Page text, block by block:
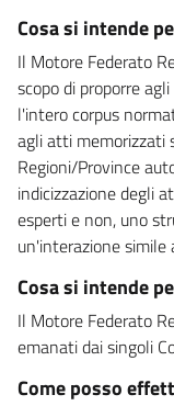
Cosa si intende
Il Motore Federato
scopo di proporre
l'intero corpus
agli atti memorizzati
Regioni/Province
indicizzazione degli
esperti e non, uno
un'interazione simile
Cosa si intende
Il Motore Federato
emanati dai singoli
Come posso